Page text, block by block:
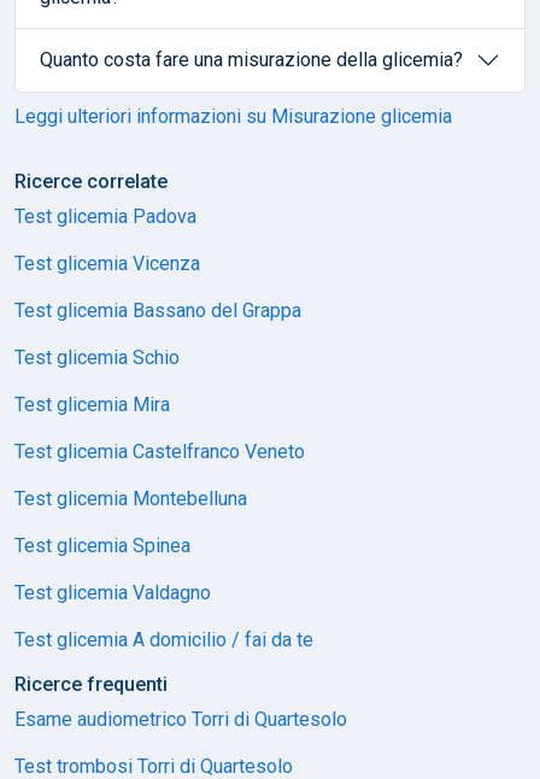
Quanto costa fare una misurazione della glicemia?
Leggi ulteriori informazioni su Misurazione glicemia
Ricerce correlate
Test glicemia Padova
Test glicemia Vicenza
Test glicemia Bassano del Grappa
Test glicemia Schio
Test glicemia Mira
Test glicemia Castelfranco Veneto
Test glicemia Montebelluna
Test glicemia Spinea
Test glicemia Valdagno
Test glicemia A domicilio / fai da te
Ricerce frequenti
Esame audiometrico Torri di Quartesolo
Test trombosi Torri di Quartesolo